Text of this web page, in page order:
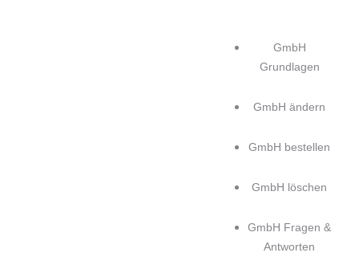
GmbH
Grundlagen
GmbH ändern
GmbH bestellen
GmbH löschen
GmbH Fragen &
Antworten